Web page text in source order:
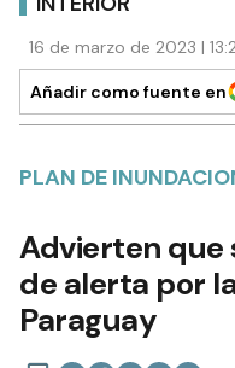
16 de marzo de 2023 |
Añadir como fuente en
PLAN DE
Advierten que
de alerta por
Paraguay